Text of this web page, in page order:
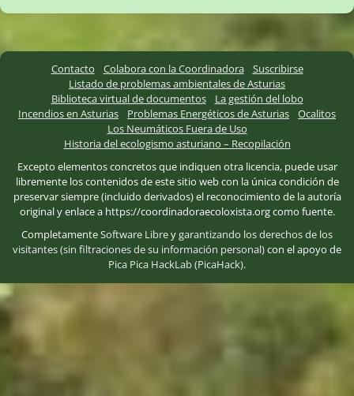
Contacto Colabora con la Coordinadora
Suscribirse
Listado de problemas ambientales de Asturias
Biblioteca virtual de documentos
La gestión del lobo
Incendios en Asturias
Problemas Energéticos de Asturias
Ocalitos
Los Neumáticos Fuera de Uso
Historia del ecologismo asturiano – Recopilación
Excepto elementos concretos que indiquen otra licencia, puede usar
libremente los contenidos de este sitio web con la única condición de
preservar siempre (incluido derivados) el reconocimiento de la autoría
original y enlace a https://coordinadoraecoloxista.org como fuente.
CompletamenteSoftware Libreygarantizando los derechos de los
visitantes (sin filtraciones de su información personal)con el apoyo de
Pica Pica HackLab (PicaHack).